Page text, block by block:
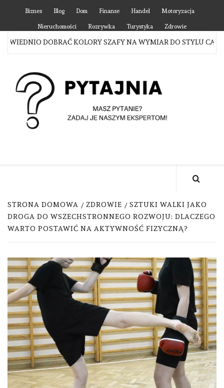
content
Biznes Blog Dom Finanse Handel Motoryzacja
Nieruchomości Rozrywka Turystyka Zdrowie
DOBRAĆ KOLORY SZAFY NA WYMIAR DO STYLU
STRONA DOMOWA ZDROWIE
SZTUKI WALKI JAKO
DROGA DO WSZECHSTRONNEGO ROZWOJU: DLACZEGO
WARTO POSTAWIĆ NA AKTYWNOŚĆ FIZYCZNĄ?